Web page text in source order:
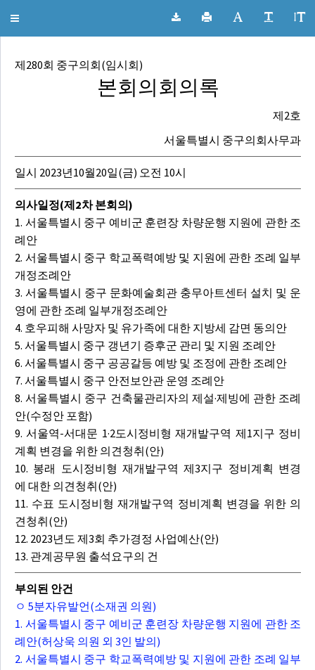
서울특별시 중구의회 회의록
Toggle
제280회 중구의회(임시회)
본회의회의록
제2호
서울특별시 중구의회사무과
일시 2023년10월20일(금) 오전 10시
의사일정(제2차 본회의)
1. 서울특별시 중구 예비군 훈련장 차량운행 지원에 관한 조
례안
2. 서울특별시 중구 학교폭력예방 및 지원에 관한 조례 일부
개정조례안
3. 서울특별시 중구 문화예술회관 충무아트센터 설치 및 운
영에 관한 조례 일부개정조례안
4. 호우피해 사망자 및 유가족에 대한 지방세 감면 동의안
5. 서울특별시 중구 갱년기 증후군 관리 및 지원 조례안
6. 서울특별시 중구 공공갈등 예방 및 조정에 관한 조례안
7. 서울특별시 중구 안전보안관 운영 조례안
8. 서울특별시 중구 건축물관리자의 제설·제빙에 관한 조례
안(수정안 포함)
9. 서울역-서대문 1·2도시정비형 재개발구역 제1지구 정비
계획 변경을 위한 의견청취(안)
10. 봉래 도시정비형 재개발구역 제3지구 정비계획 변경
에 대한 의견청취(안)
11. 수표 도시정비형 재개발구역 정비계획 변경을 위한 의
견청취(안)
12. 2023년도 제3회 추가경정 사업예산(안)
13. 관계공무원 출석요구의 건
부의된 안건
ㅇ 5분자유발언(소재권 의원)
1. 서울특별시 중구 예비군 훈련장 차량운행 지원에 관한 조
례안(허상욱 의원 외 3인 발의)
2. 서울특별시 중구 학교폭력예방 및 지원에 관한 조례 일부